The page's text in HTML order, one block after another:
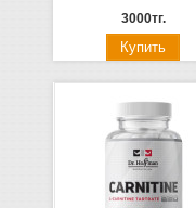
3000тг.